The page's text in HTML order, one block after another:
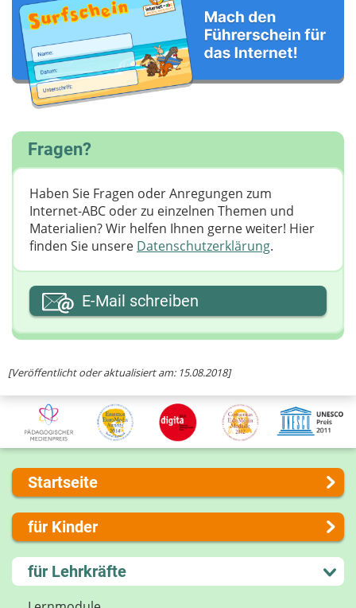
[Veröffentlicht oder aktualisiert am: 15.08.2018]
Fragen?
Haben Sie Fragen oder Anregungen zum
Internet-ABC oder zu einzelnen Themen und
Materialien? Wir helfen Ihnen gerne weiter! ​Hier
finden Sie unsere Datenschutzerklärung.
Ihre E-Mail-Adresse
E-Mail schreiben
Startseite
Über uns
Presse
Kontakt
Impressum
Internet-ABC Sitemap
für Kinder
Lernen und Schule
Hobby und Freizeit
für Lehrkräfte